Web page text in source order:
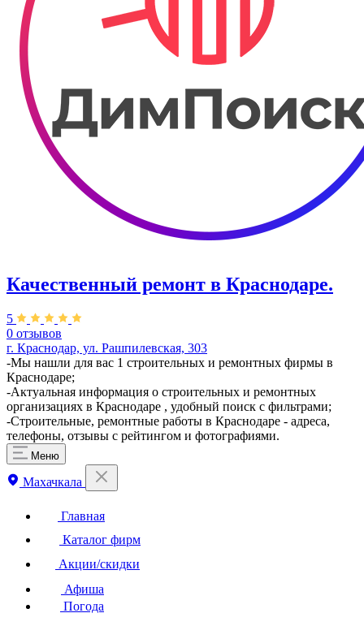
Качественный ремонт в Краснодаре.
5
0 отзывов
г. Краснодар, ул. Рашпилевская, 303
-Мы нашли для вас 1 строительных и ремонтных фирмы в
Краснодаре;
-Актуальная информация о строительных и ремонтных
организациях в Краснодаре , удобный поиск с фильтрами;
-Строительные, ремонтные работы в Краснодаре - адреса,
телефоны, отзывы с рейтингом и фотографиями.
Меню
Махачкала
Главная
Каталог фирм
Акции/скидки
Афиша
Погода